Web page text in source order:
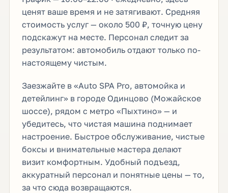
ценят ваше время и не затягивают. Средняя
стоимость услуг — около 500 ₽, точную цену
подскажут на месте. Персонал следит за
результатом: автомобиль отдают только по-
настоящему чистым.
Заезжайте в «Auto SPA Pro, автомойка и
детейлинг» в городе Одинцово (Можайское
шоссе), рядом с метро «Пыхтино» — и
убедитесь, что чистая машина поднимает
настроение. Быстрое обслуживание, чистые
боксы и внимательные мастера делают
визит комфортным. Удобный подъезд,
аккуратный персонал и понятные цены — то,
за что сюда возвращаются.